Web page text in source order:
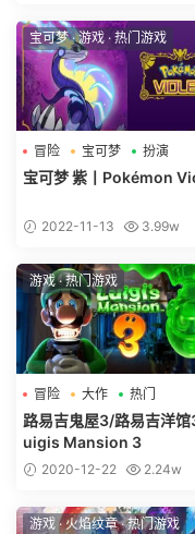
宝可梦·游戏 · 热门游戏
冒险 宝可梦 扮演
宝可梦 紫丨Pokémon
2022-11-13 3.99w
游戏·热门游戏
冒险 大作 热门
路易吉鬼屋3/路易吉洋
uigis Mansion 3
2020-12-22 2.24w
游戏 ·火焰纹章·热门游戏